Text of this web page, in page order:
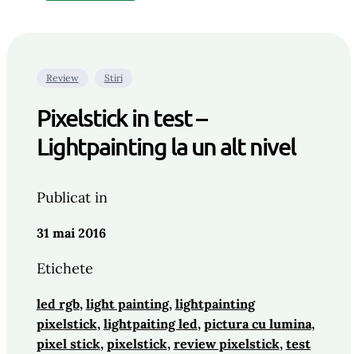
Review Stiri
Pixelstick in test –
Lightpainting la un alt nivel
Publicat in
31 mai 2016
Etichete
led rgb, light painting, lightpainting
pixelstick, lightpaiting led, pictura cu lumina ,
pixel stick, pixelstick, review pixelstick, test